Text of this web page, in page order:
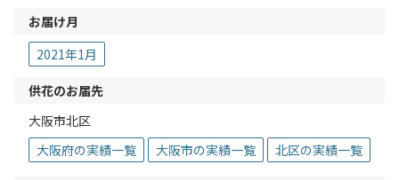
お届け月
2021年1月
供花のお届先
大阪市北区
大阪府の実績一覧
大阪市の実績一覧 北区の実績一覧